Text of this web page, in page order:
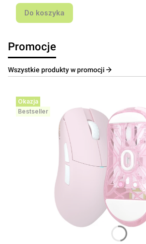
Do koszyka
Promocje
Wszystkie produkty w promocji
Okazja
Bestseller